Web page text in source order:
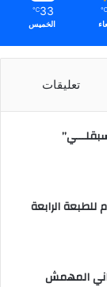
℃
33
℃
الخميس
تعليقات
للطبعة الرابعة
المهمش